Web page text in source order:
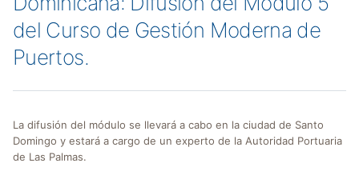
del Curso de Gestión Moderna de
Puertos.
La difusión del módulo se llevará a cabo en la ciudad de Santo
Domingo y estará a cargo de un experto de la Autoridad Portuaria
de Las Palmas.